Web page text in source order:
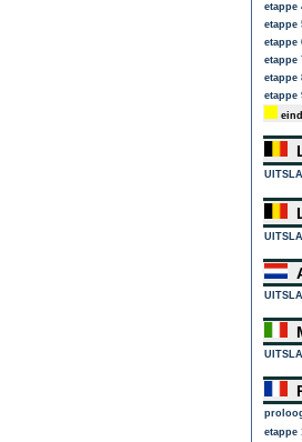
etappe
etappe
etappe
etappe
etappe
etappe
etappe